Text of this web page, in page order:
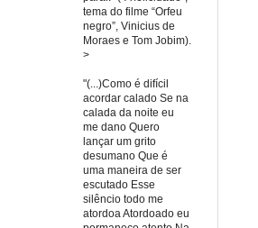
tema do filme “Orfeu
negro”, Vinicius de
Moraes e Tom Jobim).
>
"(...)Como é difícil
acordar calado Se na
calada da noite eu
me dano Quero
lançar um grito
desumano Que é
uma maneira de ser
escutado Esse
silêncio todo me
atordoa Atordoado eu